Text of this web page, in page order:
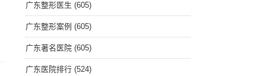
广东整形医生 (605)
广东整形案例 (605)
广东著名医院 (605)
广东医院排行 (524)